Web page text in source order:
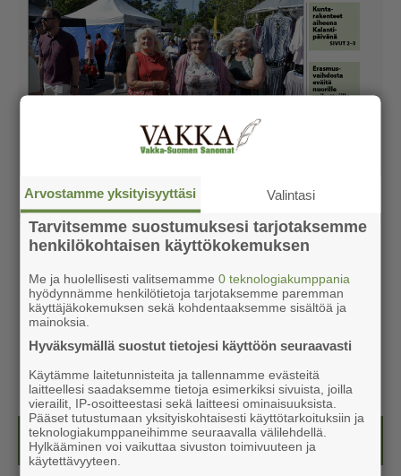
Kesälehti (ilmainen)
Arvostamme yksityisyyttäsi Valintasi
Tarvitsemme suostumuksesi tarjotaksemme
henkilökohtaisen käyttökokemuksen
Me ja huolellisesti valitsemamme0 teknologiakumppania
hyödynnämme henkilötietoja tarjotaksemme paremman
käyttäjäkokemuksen sekä kohdentaaksemme sisältöä ja
mainoksia.
Hyväksymällä suostut tietojesi käyttöön seuraavasti
Käytämme laitetunnisteita ja tallennamme evästeitä
laitteellesi saadaksemme tietoja esimerkiksi sivuista, joilla
vierailit, IP-osoitteestasi sekä laitteesi ominaisuuksista.
Pääset tutustumaan yksityiskohtaisesti käyttötarkoituksiin ja
teknologiakumppaneihimme seuraavalla välilehdellä.
Hylkääminen voi vaikuttaa sivuston toimivuuteen ja
käytettävyyteen.